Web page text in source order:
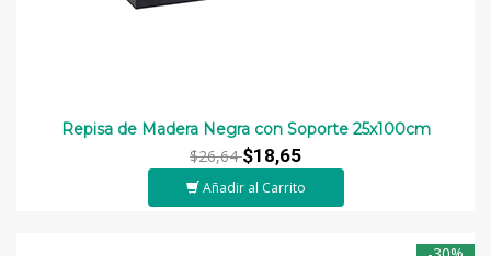
Repisa de Madera Negra con Soporte 25x100cm
$26,64$18,65
Añadir al Carrito